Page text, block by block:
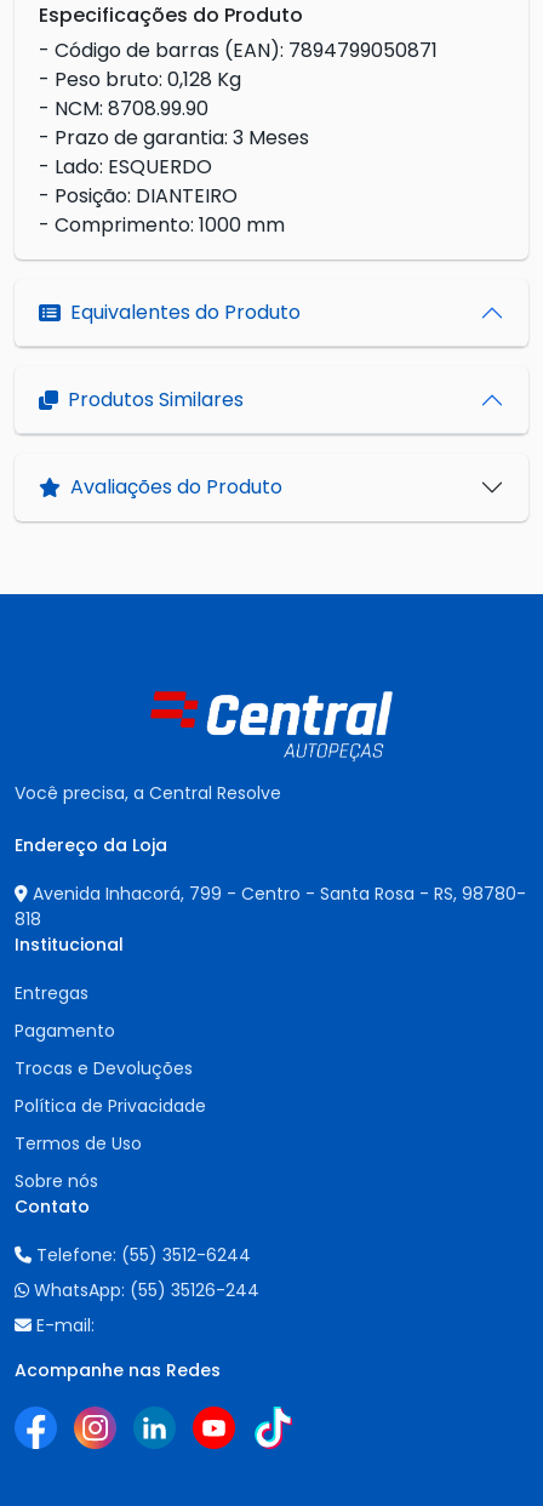
Especificações do Produto
- Código de barras (EAN): 7894799050871
- Peso bruto: 0,128 Kg
- NCM: 8708.99.90
- Prazo de garantia: 3 Meses
- Lado: ESQUERDO
- Posição: DIANTEIRO
- Comprimento: 1000 mm
Equivalentes do Produto
Produtos Similares
Avaliações do Produto
Você precisa, a Central Resolve
Endereço da Loja
Avenida Inhacorá, 799 - Centro - Santa Rosa - RS, 98780-
818
Institucional
Entregas
Pagamento
Trocas e Devoluções
Política de Privacidade
Termos de Uso
Sobre nós
Contato
Telefone: (55) 3512-6244
WhatsApp: (55) 35126-244
E-mail:
Acompanhe nas Redes